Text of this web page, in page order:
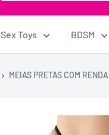
Sex Toys BDSM
MEIAS PRETAS COM RENDA